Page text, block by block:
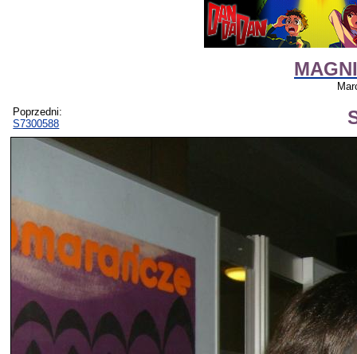
Poprzedni:
S7300588